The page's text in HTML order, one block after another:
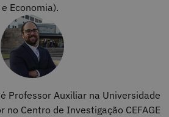
Economia).
é Professor Auxiliar na Universidade
no Centro de Investigação CEFAGE